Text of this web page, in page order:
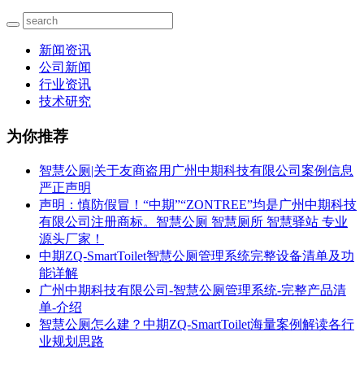
新闻资讯
公司新闻
行业资讯
技术研究
为你推荐
智慧公厕|关于友商盗用广州中期科技有限公司案例信息
严正声明
声明：慎防假冒！“中期”“ZONTREE”均是广州中期科技
有限公司注册商标。智慧公厕 智慧厕所 智慧驿站 专业
源头厂家！
中期ZQ-SmartToilet智慧公厕管理系统完整设备清单及功
能详解
广州中期科技有限公司-智慧公厕管理系统-完整产品清
单-介绍
智慧公厕怎么建？中期ZQ-SmartToilet海量案例解读各行
业规划思路